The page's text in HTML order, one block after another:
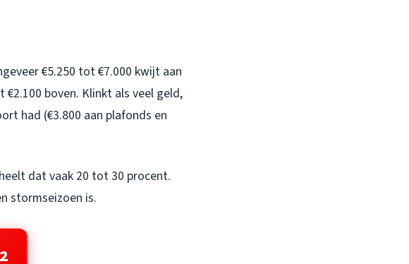
€5.250 tot €7.000 kwijt aan
€2.100 boven. Klinkt als veel geld,
had (€3.800 aan plafonds en
dat vaak 20 tot 30 procent.
stormseizoen is.